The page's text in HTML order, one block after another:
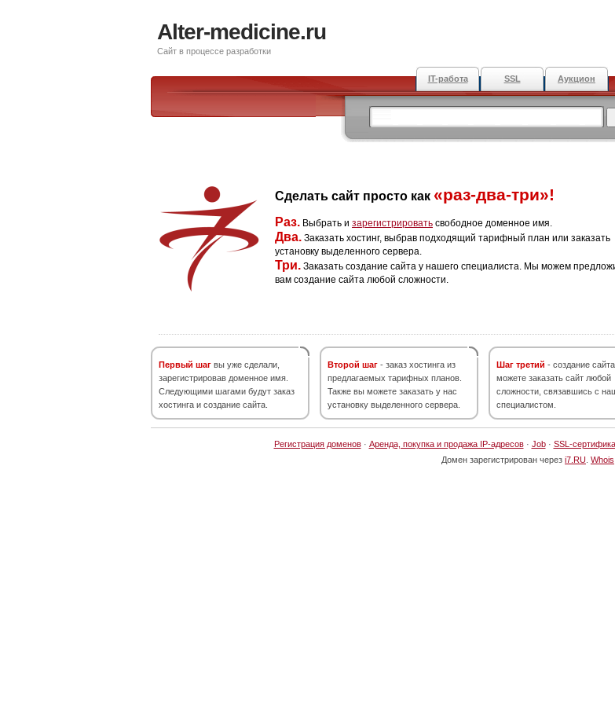
Alter-medicine.ru
Сайт в процессе разработки
IT-работа SSL Аукцион
Сделать сайт просто как «раз-два-три»!
Раз. Выбрать и зарегистрировать свободное доменное имя.
Два. Заказать хостинг, выбрав подходящий тарифный план или заказать
установку выделенного сервера.
Три. Заказать создание сайта у нашего специалиста. Мы можем
вам создание сайта любой сложности.
Первый шаг вы уже сделали,
зарегистрировав доменное имя.
Следующими шагами будут заказ
хостинга и создание сайта.
Второй шаг - заказ хостинга из
предлагаемых тарифных планов.
Также вы можете заказать у нас
установку выделенного сервера.
Шаг третий - создание
можете заказать сайт любой
сложности, связавшись с
специалистом.
Регистрация доменов· Аренда, покупка и продажа IP-адресов· Job· SSL-
Домен зарегистрирован через i7.RU Whois